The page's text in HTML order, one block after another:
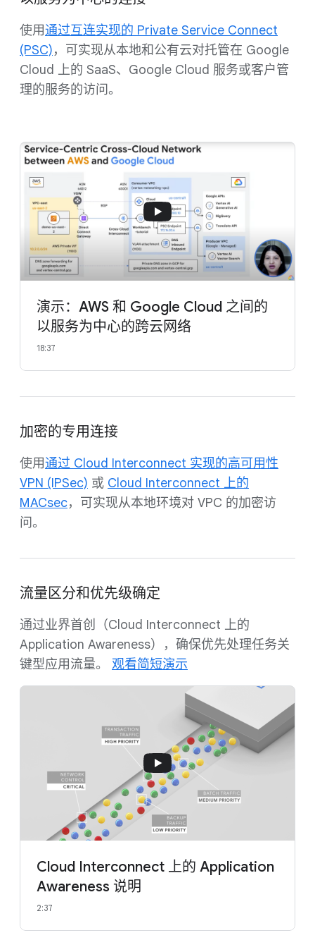
使用通过互连实现的 Private Service Connect
(PSC)，可实现从本地和公有云对托管在 Google
Cloud 上的 SaaS、Google Cloud 服务或客户管
理的服务的访问。
演示：AWS 和 Google Cloud 之间的
以服务为中心的跨云网络
18:37
加密的专用连接
使用通过 Cloud Interconnect 实现的高可用性
VPN (IPSec) 或 Cloud Interconnect 上的
MACsec，可实现从本地环境对 VPC 的加密访
问。
流量区分和优先级确定
通过业界首创（Cloud Interconnect 上的
Application Awareness），确保优先处理任务关
键型应用流量。 观看简短演示
Cloud Interconnect 上的 Application
Awareness 说明
2:37